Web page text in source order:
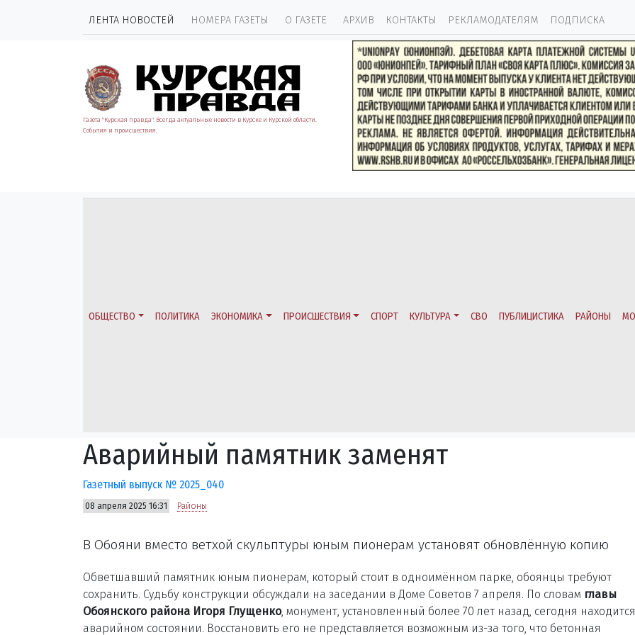
ЛЕНТА НОВОСТЕЙ НОМЕРА ГАЗЕТЫ О ГАЗЕТЕ АРХИВ КОНТАКТЫ РЕКЛАМОДАТЕЛЯМ ПОДПИСКА
Газета "Курская правда". Всегда актуальные новости в Курске и Курской области.
События и происшествия.
ОБЩЕСТВО ПОЛИТИКА ЭКОНОМИКА ПРОИСШЕСТВИЯ СПОРТ КУЛЬТУРА СВО ПУБЛИЦИСТИКА РАЙОНЫ
Аварийный памятник заменят
Газетный выпуск № 2025_040
08 апреля 2025 16:31 Районы
В Обояни вместо ветхой скульптуры юным пионерам установят обновлённую копию
Обветшавший памятник юным пионерам, который стоит в одноимённом парке, обоянцы требуют
сохранить. Судьбу конструкции обсуждали на заседании в Доме Советов 7 апреля. По словам главы
Обоянского района Игоря Глущенко, монумент, установленный более 70 лет назад, сегодня
аварийном состоянии. Восстановить его не представляется возможным из-за того, что бетонная